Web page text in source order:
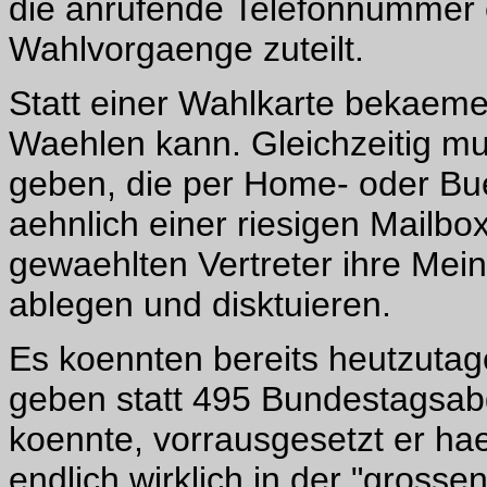
die anrufende
Wahlvorgaenge zuteilt.
Statt einer Wahlkarte
Waehlen kann. Gleichzeitig
geben, die per Home- oder
aehnlich einer riesigen
gewaehlten Vertreter ihre
ablegen und disktuieren.
Es koennten bereits
geben statt 495
koennte, vorrausgesetzt er